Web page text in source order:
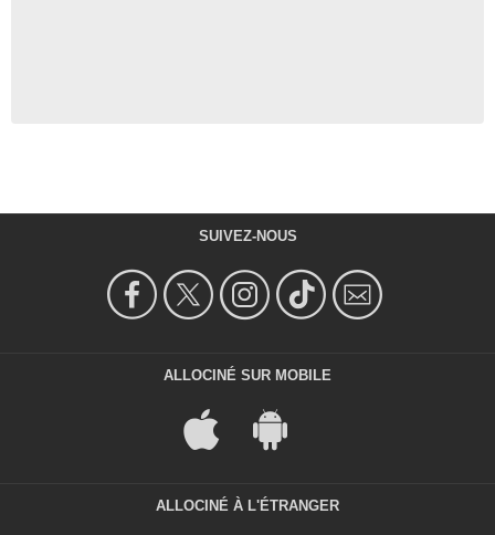
SUIVEZ-NOUS
ALLOCINÉ SUR MOBILE
ALLOCINÉ À L'ÉTRANGER